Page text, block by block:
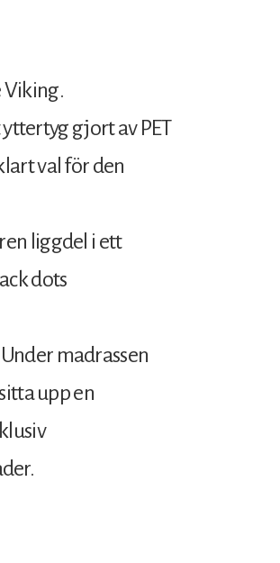
Viking.
gjort av PET
val för den
liggdel i ett
dots
madrassen
upp en